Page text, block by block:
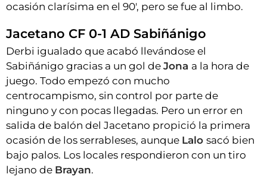
ocasión clarísima en el 90', pero se fue al limbo.
Jacetano CF 0-1 AD Sabiñánigo
Derbi igualado que acabó llevándose el
Sabiñánigo gracias a un gol de Jona a la hora de
juego. Todo empezó con mucho
centrocampismo, sin control por parte de
ninguno y con pocas llegadas. Pero un error en
salida de balón del Jacetano propició la primera
ocasión de los serrableses, aunque Lalo sacó bien
bajo palos. Los locales respondieron con un tiro
lejano de Brayan.